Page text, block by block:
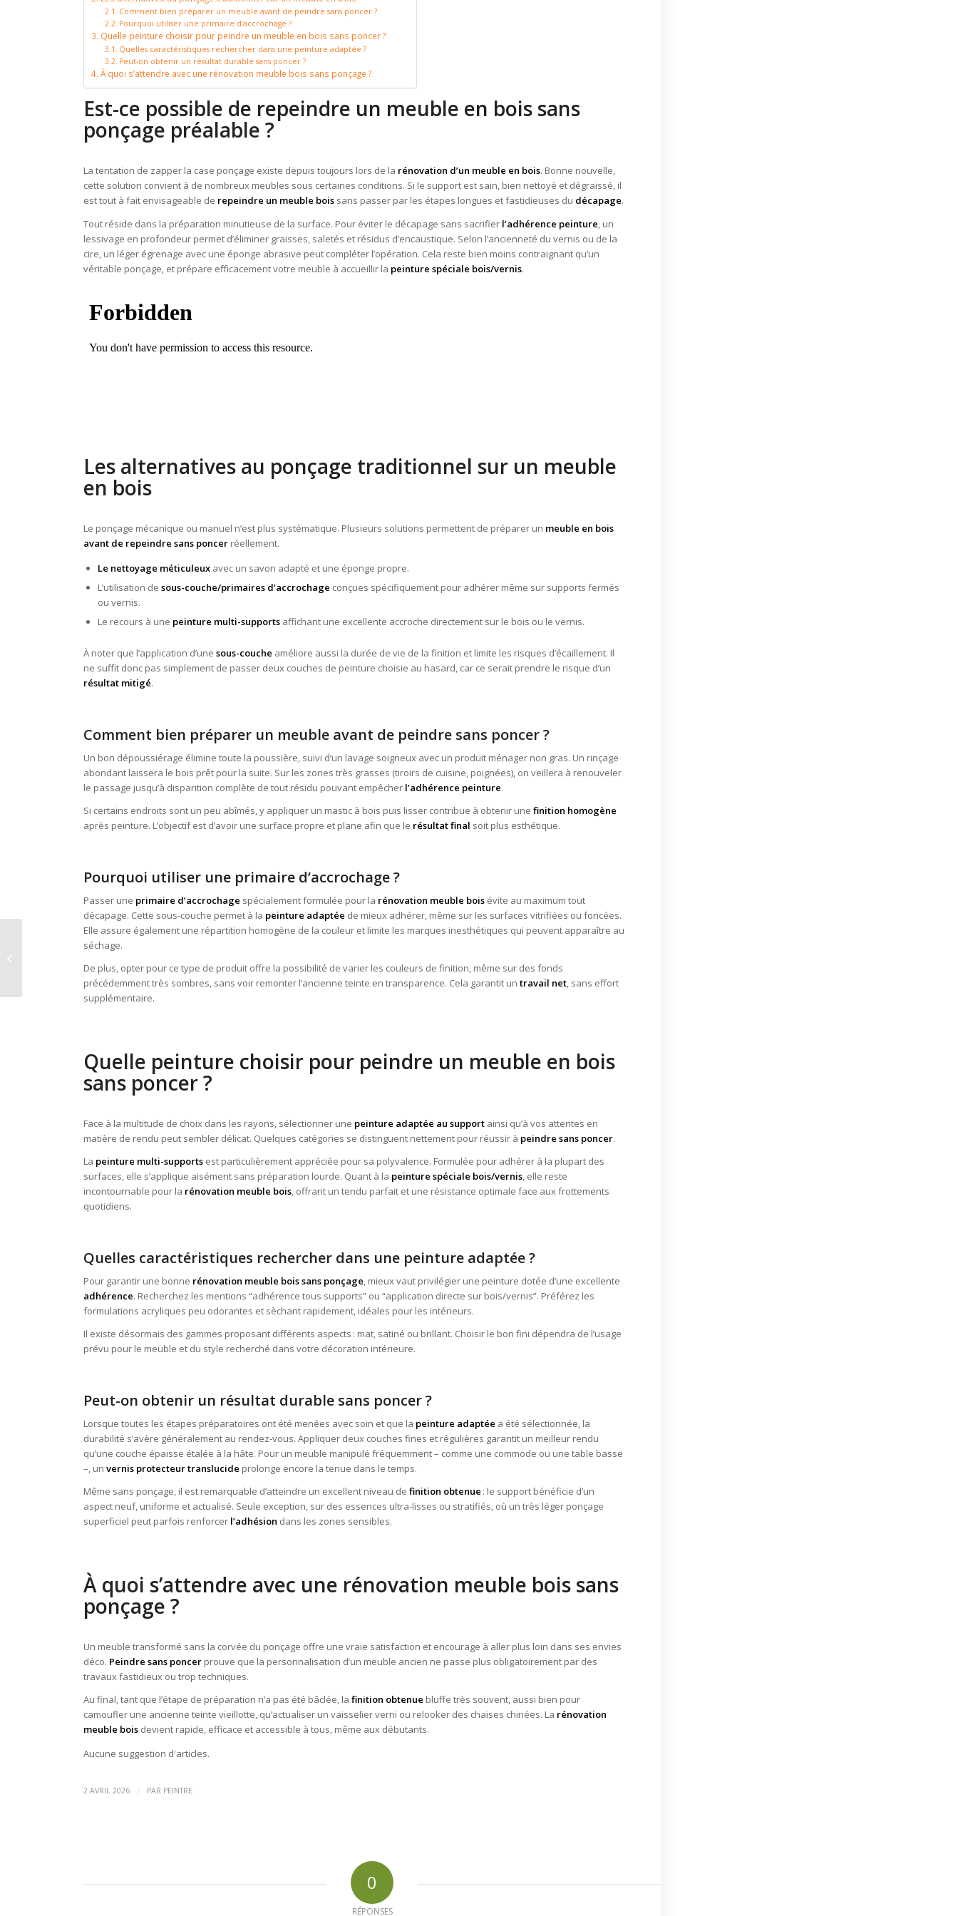
Comment bien préparer un meuble avant de peindre sans poncer ?
Pourquoi utiliser une primaire d’accrochage ?
Quelle peinture choisir pour peindre un meuble en bois sans poncer ?
Quelles caractéristiques rechercher dans une peinture adaptée ?
Peut-on obtenir un résultat durable sans poncer ?
À quoi s’attendre avec une rénovation meuble bois sans ponçage ?
Est-ce possible de repeindre un meuble en bois sans
ponçage préalable ?
La tentation de zapper la case ponçage existe depuis toujours lors de la rénovation d’un meuble en bois. Bonne nouvelle,
cette solution convient à de nombreux meubles sous certaines conditions. Si le support est sain, bien nettoyé et dégraissé, il
est tout à fait envisageable de repeindre un meuble bois sans passer par les étapes longues et fastidieuses du décapage.
Tout réside dans la préparation minutieuse de la surface. Pour éviter le décapage sans sacrifier l’adhérence peinture , un
lessivage en profondeur permet d’éliminer graisses, saletés et résidus d’encaustique. Selon l’ancienneté du vernis ou de la
cire, un léger égrenage avec une éponge abrasive peut compléter l’opération. Cela reste bien moins contraignant qu’un
véritable ponçage, et prépare efficacement votre meuble à accueillir la peinture spéciale bois/vernis.
Les alternatives au ponçage traditionnel sur un meuble
en bois
Le ponçage mécanique ou manuel n’est plus systématique. Plusieurs solutions permettent de préparer un meuble en bois
avant de repeindre sans poncer réellement.
Le nettoyage méticuleux avec un savon adapté et une éponge propre.
L’utilisation desous-couche/primaires d’accrochage conçues spécifiquement pour adhérer même sur supports fermés
ou vernis.
Le recours à une peinture multi-supports affichant une excellente accroche directement sur le bois ou le vernis.
À noter que l’application d’unesous-couche améliore aussi la durée de vie de la finition et limite les risques d’écaillement. Il
ne suffit donc pas simplement de passer deux couches de peinture choisie au hasard, car ce serait prendre le risque d’un
résultat mitigé.
Comment bien préparer un meuble avant de peindre sans poncer ?
Un bon dépoussiérage élimine toute la poussière, suivi d’un lavage soigneux avec un produit ménager non gras. Un rinçage
abondant laissera le bois prêt pour la suite. Sur les zones très grasses (tiroirs de cuisine, poignées), on veillera à renouveler
le passage jusqu’à disparition complète de tout résidu pouvant empêcher l’adhérence peinture.
Si certains endroits sont un peu abîmés, y appliquer un mastic à bois puis lisser contribue à obtenir unefinition homogène
après peinture. L’objectif est d’avoir une surface propre et plane afin que le résultat final soit plus esthétique.
Pourquoi utiliser une primaire d’accrochage ?
Passer une primaire d’accrochage spécialement formulée pour la rénovation meuble bois évite au maximum tout
décapage. Cette sous-couche permet à la peinture adaptée de mieux adhérer, même sur les surfaces vitrifiées ou foncées.
Elle assure également une répartition homogène de la couleur et limite les marques inesthétiques qui peuvent apparaître au
séchage.
De plus, opter pour ce type de produit offre la possibilité de varier les couleurs de finition, même sur des fonds
précédemment très sombres, sans voir remonter l’ancienne teinte en transparence. Cela garantit untravail net, sans effort
supplémentaire.
Quelle peinture choisir pour peindre un meuble en bois
sans poncer ?
Face à la multitude de choix dans les rayons, sélectionner une peinture adaptée au support ainsi qu’à vos attentes en
matière de rendu peut sembler délicat. Quelques catégories se distinguent nettement pour réussir à peindre sans poncer.
La peinture multi-supports est particulièrement appréciée pour sa polyvalence. Formulée pour adhérer à la plupart des
surfaces, elle s’applique aisément sans préparation lourde. Quant à la peinture spéciale bois/vernis, elle reste
incontournable pour la rénovation meuble bois, offrant un tendu parfait et une résistance optimale face aux frottements
quotidiens.
Quelles caractéristiques rechercher dans une peinture adaptée ?
Pour garantir une bonne rénovation meuble bois sans ponçage, mieux vaut privilégier une peinture dotée d’une excellente
adhérence. Recherchez les mentions “adhérence tous supports” ou “application directe sur bois/vernis”. Préférez les
formulations acryliques peu odorantes et sèchant rapidement, idéales pour les intérieurs.
Il existe désormais des gammes proposant différents aspects : mat, satiné ou brillant. Choisir le bon fini dépendra de l’usage
prévu pour le meuble et du style recherché dans votre décoration intérieure.
Peut-on obtenir un résultat durable sans poncer ?
Lorsque toutes les étapes préparatoires ont été menées avec soin et que la peinture adaptée a été sélectionnée, la
durabilité s’avère généralement au rendez-vous. Appliquer deux couches fines et régulières garantit un meilleur rendu
qu’une couche épaisse étalée à la hâte. Pour un meuble manipulé fréquemment – comme une commode ou une table basse
–, unvernis protecteur translucide prolonge encore la tenue dans le temps.
Même sans ponçage, il est remarquable d’atteindre un excellent niveau definition obtenue : le support bénéficie d’un
aspect neuf, uniforme et actualisé. Seule exception, sur des essences ultra-lisses ou stratifiés, où un très léger ponçage
superficiel peut parfois renforcer l’adhésion dans les zones sensibles.
À quoi s’attendre avec une rénovation meuble bois sans
ponçage ?
Un meuble transformé sans la corvée du ponçage offre une vraie satisfaction et encourage à aller plus loin dans ses envies
déco. Peindre sans poncer prouve que la personnalisation d’un meuble ancien ne passe plus obligatoirement par des
travaux fastidieux ou trop techniques.
Au final, tant que l’étape de préparation n’a pas été bâclée, lafinition obtenue bluffe très souvent, aussi bien pour
camoufler une ancienne teinte vieillotte, qu’actualiser un vaisselier verni ou relooker des chaises chinées. La rénovation
meuble bois devient rapide, efficace et accessible à tous, même aux débutants.
Aucune suggestion d'articles.
2 AVRIL 2026 / PAR PEINTRE
0
RÉPONSES
Peindre un meuble